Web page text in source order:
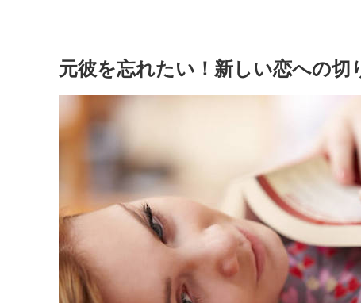
元彼を忘れたい！新しい恋への切